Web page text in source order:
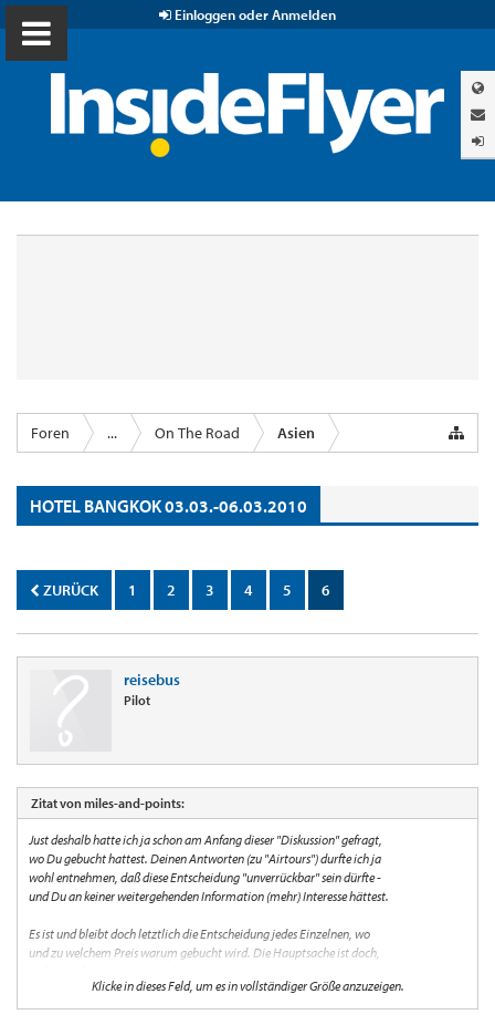
Einloggen oder Anmelden
Foren ... On The Road Asien
HOTEL BANGKOK 03.03.-06.03.2010
ZURÜCK 1 2 3 4 5 6
reisebus
Pilot
Zitat von miles-and-points:
Just deshalb hatte ich ja schon am Anfang dieser "Diskussion" gefragt,
wo Du gebucht hattest. Deinen Antworten (zu "Airtours") durfte ich ja
wohl entnehmen, daß diese Entscheidung "unverrückbar" sein dürfte -
und Du an keiner weitergehenden Information (mehr) Interesse hättest.
Es ist und bleibt doch letztlich die Entscheidung jedes Einzelnen, wo
und zu welchem Preis warum gebucht wird. Die Hauptsache ist doch,
genannten Preise (ohne Cocktails/Dinner) würde ich selbstverständlich
weder das Lebua noch das Peninsula buchen.
Klicke in dieses Feld, um es in vollständiger Größe anzuzeigen.